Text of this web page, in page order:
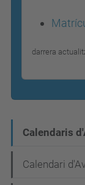
darrera
a
v
Calendaris
Calendari